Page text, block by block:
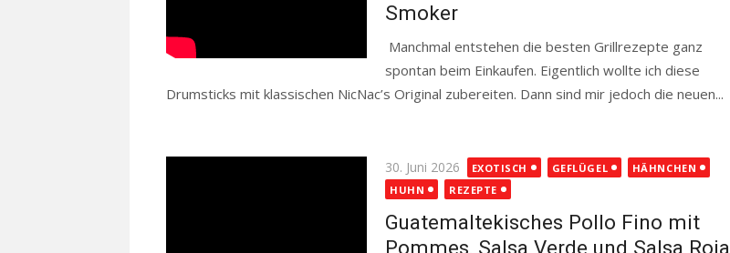
Smoker
Manchmal entstehen die besten Grillrezepte ganz
spontan beim Einkaufen. Eigentlich wollte ich diese
Drumsticks mit klassischen NicNac’s Original zubereiten. Dann sind mir jedoch die neuen...
Posted
on
30. Juni 2026 EXOTISCH GEFLÜGEL
HÄHNCHEN
HUHN
REZEPTE
Guatemaltekisches Pollo Fino mit
Pommes, Salsa Verde und Salsa Roja